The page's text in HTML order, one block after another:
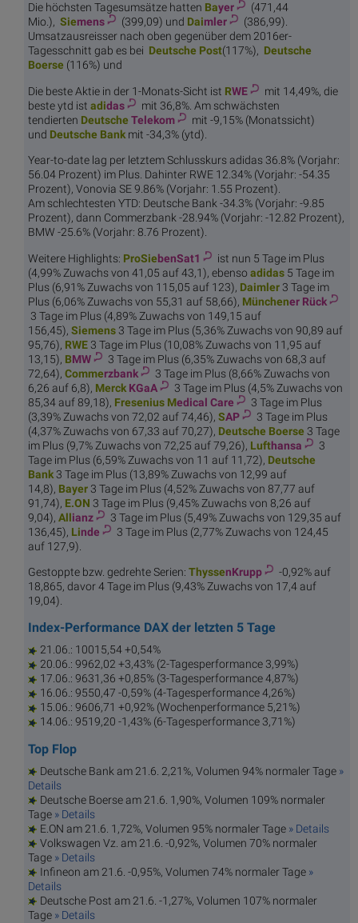
Die höchsten Tagesumsätze hatten Bayer
(471,44
Mio.), Siemens (399,09) und Daimler
(386,99).
Umsatzausreisser nach oben gegenüber dem 2016er-
Tagesschnitt gab es bei Deutsche Post(117%), Deutsche
Boerse (116%) und
Die beste Aktie in der 1-Monats-Sicht ist RWE
mit 14,49%, die
beste ytd ist adidas
mit 36,8%. Am schwächsten
tendierten Deutsche Telekom
mit -9,15% (Monatssicht)
und Deutsche Bank mit -34,3% (ytd).
Year-to-date lag per letztem Schlusskurs adidas 36.8% (Vorjahr:
56.04 Prozent) im Plus. Dahinter RWE 12.34% (Vorjahr: -54.35
Prozent), Vonovia SE 9.86% (Vorjahr: 1.55 Prozent).
Am schlechtesten YTD: Deutsche Bank -34.3% (Vorjahr: -9.85
Prozent), dann Commerzbank -28.94% (Vorjahr: -12.82 Prozent),
BMW -25.6% (Vorjahr: 8.76 Prozent).
Weitere Highlights: ProSiebenSat1
ist nun 5 Tage im Plus
(4,99% Zuwachs von 41,05 auf 43,1), ebensoadidas 5 Tage im
Plus (6,91% Zuwachs von 115,05 auf 123), Daimler3 Tage im
Plus (6,06% Zuwachs von 55,31 auf 58,66), Münchener Rück
3 Tage im Plus (4,89% Zuwachs von 149,15 auf
156,45), Siemens3 Tage im Plus (5,36% Zuwachs von 90,89 auf
95,76), RWE3 Tage im Plus (10,08% Zuwachs von 11,95 auf
13,15), BMW
3 Tage im Plus (6,35% Zuwachs von 68,3 auf
72,64), Commerzbank
3 Tage im Plus (8,66% Zuwachs von
6,26 auf 6,8), Merck KGaA
3 Tage im Plus (4,5% Zuwachs von
85,34 auf 89,18), Fresenius Medical Care
3 Tage im Plus
(3,39% Zuwachs von 72,02 auf 74,46), SAP
3 Tage im Plus
(4,37% Zuwachs von 67,33 auf 70,27), Deutsche Boerse 3 Tage
im Plus (9,7% Zuwachs von 72,25 auf 79,26), Lufthansa
3
Tage im Plus (6,59% Zuwachs von 11 auf 11,72), Deutsche
Bank3 Tage im Plus (13,89% Zuwachs von 12,99 auf
14,8), Bayer3 Tage im Plus (4,52% Zuwachs von 87,77 auf
91,74), E.ON 3 Tage im Plus (9,45% Zuwachs von 8,26 auf
9,04), Allianz
3 Tage im Plus (5,49% Zuwachs von 129,35 auf
136,45), Linde
3 Tage im Plus (2,77% Zuwachs von 124,45
auf 127,9).
Gestoppte bzw. gedrehte Serien: ThyssenKrupp
-0,92% auf
18,865, davor 4 Tage im Plus (9,43% Zuwachs von 17,4 auf
19,04).
Index-Performance DAX der letzten 5 Tage
21.06.: 10015,54 +0,54%
20.06.: 9962,02 +3,43% (2-Tagesperformance 3,99%)
17.06.: 9631,36 +0,85% (3-Tagesperformance 4,87%)
16.06.: 9550,47 -0,59% (4-Tagesperformance 4,26%)
15.06.: 9606,71 +0,92% (Wochenperformance 5,21%)
14.06.: 9519,20 -1,43% (6-Tagesperformance 3,71%)
Top Flop
Deutsche Bank am 21.6. 2,21%, Volumen 94% normaler Tage »
Details
Deutsche Boerse am 21.6. 1,90%, Volumen 109% normaler
Tage » Details
E.ON am 21.6. 1,72%, Volumen 95% normaler Tage » Details
Volkswagen Vz. am 21.6. -0,92%, Volumen 70% normaler
Tage » Details
Infineon am 21.6. -0,95%, Volumen 74% normaler Tage »
Details
Deutsche Post am 21.6. -1,27%, Volumen 107% normaler
Tage » Details